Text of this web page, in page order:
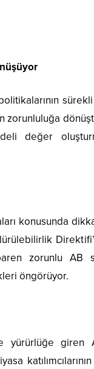
zorunluluğa
değer
konusunda
zorunlu AB
öngörüyor.
giren